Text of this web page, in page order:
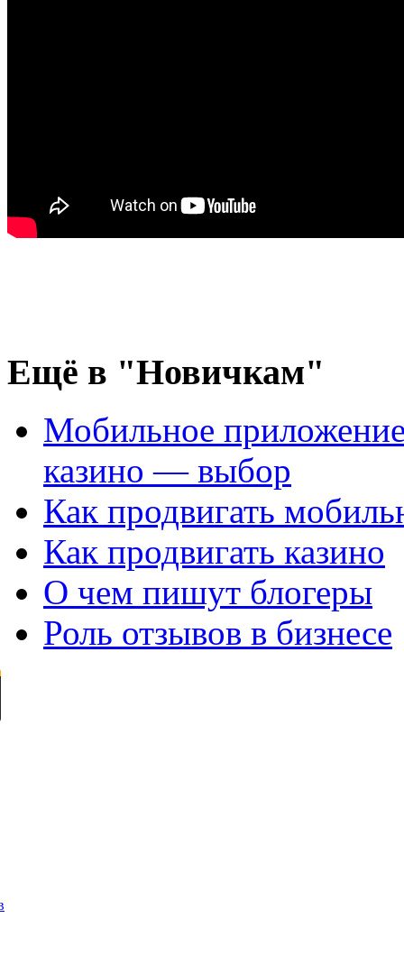
Ещё в "Новичкам"
Мобильное
казино — выбор
Как продвигать
Как продвигать казино
О чем пишут блогеры
Роль отзывов в бизнесе